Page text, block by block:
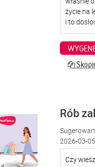
Rób
2026-03-